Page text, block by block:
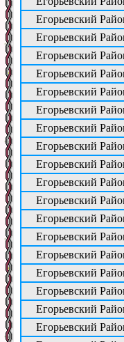
Егорьевский
Егорьевский
Егорьевский
Егорьевский
Егорьевский
Егорьевский
Егорьевский
Егорьевский
Егорьевский
Егорьевский
Егорьевский
Егорьевский
Егорьевский
Егорьевский
Егорьевский
Егорьевский
Егорьевский
Егорьевский